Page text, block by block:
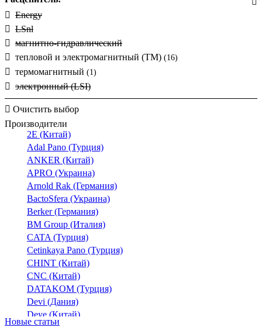
industrial
LZM1
LZM2
LZM3
LZM4
NBS(2)
NBS-E
NM1
NM8N
NM8NDC
NXM
NXMS
NZM1
NZM2
NZM3
NZM4
PCB(1)
Energy
LSnl
магнитно-гидравлический
тепловой и электромагнитный (ТМ) (16)
термомагнитный (1)
электронный (LSI)
Очистить выбор
Производители
2E (Китай)
Adal Pano (Турция)
ANKER (Китай)
APRO (Украина)
Arnold Rak (Германия)
BactoSfera (Украина)
Berker (Германия)
BM Group (Италия)
CATA (Турция)
Cetinkaya Pano (Турция)
CHINT (Китай)
CNC (Китай)
DATAKOM (Турция)
Devi (Дания)
Deye (Китай)
DigiTop (Украина)
Новые статьи